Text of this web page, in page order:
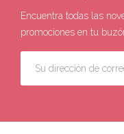
Encuentra todas las
promociones en tu